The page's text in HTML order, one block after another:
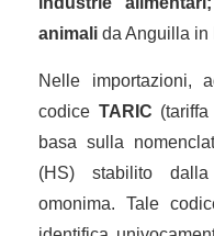
animali da Anguilla in
Nelle importazioni,
codice TARIC
basa sulla
(HS) stabilito dalla
omonima. Tale